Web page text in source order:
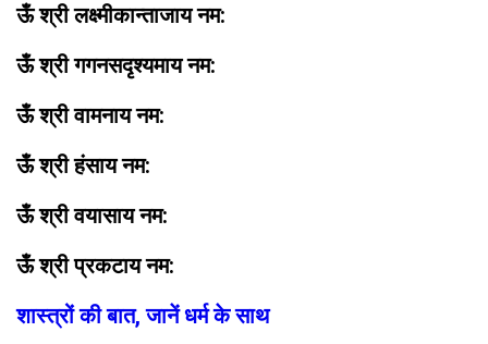
ऊँ श्री लक्ष्मीकान्ताजाय नम:
ऊँ श्री गगनसदृश्यमाय नम:
ऊँ श्री वामनाय नम:
ऊँ श्री हंसाय नम:
ऊँ श्री वयासाय नम:
ऊँ श्री प्रकटाय नम:
शास्त्रों की बात, जानें धर्म के साथ